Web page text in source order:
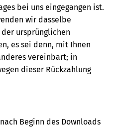
bei uns eingegangen ist.
wir dasselbe
ursprünglichen
es sei denn, mit Ihnen
vereinbart; in
dieser Rückzahlung
Beginn des Downloads